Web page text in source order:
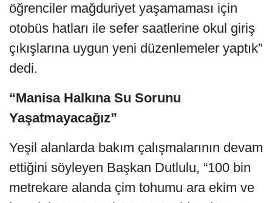
öğrenciler mağduriyet yaşamaması için
otobüs hatları ile sefer saatlerine okul giriş
çıkışlarına uygun yeni düzenlemeler yaptık”
dedi.
“Manisa Halkına Su Sorunu
Yaşatmayacağız”
Yeşil alanlarda bakım çalışmalarının devam
ettiğini söyleyen Başkan Dutlulu, “100 bin
metrekare alanda çim tohumu ara ekim ve